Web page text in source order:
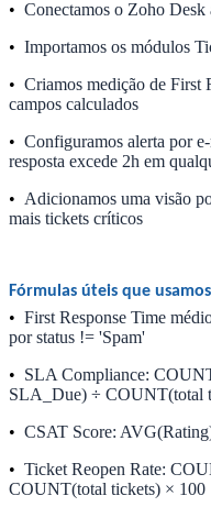
• Conectamos o Zoho
• Importamos os módulos
• Criamos medição de First
campos calculados
• Configuramos alerta por
resposta excede 2h em
• Adicionamos uma visão
mais tickets críticos
Fórmulas úteis que usamos
• First Response Time
por status != 'Spam'
• SLA Compliance:
SLA_Due) ÷ COUNT(total
• CSAT Score:
• Ticket Reopen Rate:
COUNT(total tickets) × 100